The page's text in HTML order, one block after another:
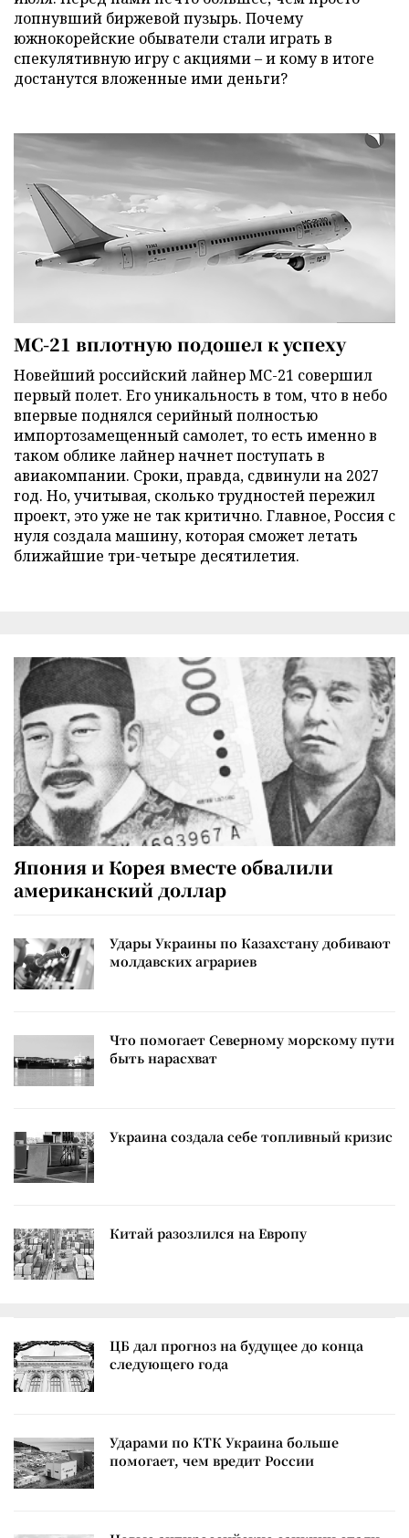
лопнувший биржевой пузырь. Почему
южнокорейские обыватели стали играть в
спекулятивную игру с акциями – и кому в итоге
достанутся вложенные ими деньги?
МС-21 вплотную подошел к успеху
Новейший российский лайнер МС-21 совершил
первый полет. Его уникальность в том, что в небо
впервые поднялся серийный полностью
импортозамещенный самолет, то есть именно в
таком облике лайнер начнет поступать в
авиакомпании. Сроки, правда, сдвинули на 2027
год. Но, учитывая, сколько трудностей пережил
проект, это уже не так критично. Главное, Россия с
нуля создала машину, которая сможет летать
ближайшие три-четыре десятилетия.
Япония и Корея вместе обвалили
американский доллар
Удары Украины по Казахстану добивают
молдавских аграриев
Что помогает Северному морскому пути
быть нарасхват
Украина создала себе топливный кризис
Китай разозлился на Европу
ЦБ дал прогноз на будущее до конца
следующего года
Ударами по КТК Украина больше
помогает, чем вредит России